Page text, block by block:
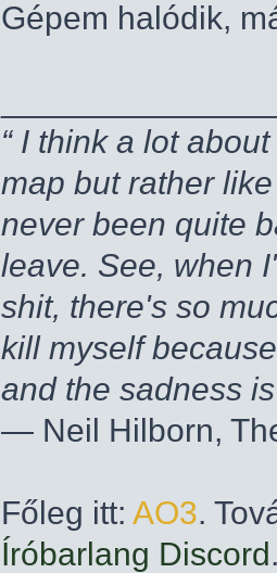
Gépem halódik,
“ I think a lot
map but rather
never been quite
leave. See, when
shit, there's so
kill myself
and the sadness
― Neil Hilborn,
Főleg itt: AO3.
Íróbarlang Discord